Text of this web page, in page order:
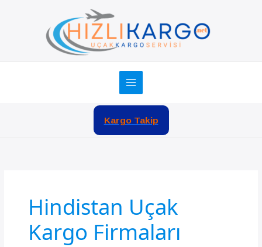
Kargo Takip
Hindistan Uçak
Kargo Firmaları